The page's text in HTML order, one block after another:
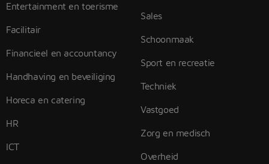
Entertainment en toerisme
Facilitair
Financieel en accountancy
Handhaving en beveiliging
Horeca en catering
HR
ICT
Sales
Schoonmaak
Sport en recreatie
Techniek
Vastgoed
Zorg en medisch
Overheid